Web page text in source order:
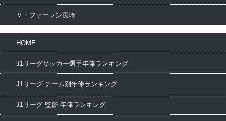
Ｖ・ファーレン長崎
HOME
J1リーグサッカー選手年俸ランキング
J1リーグ チーム別年俸ランキング
J1リーグ 監督 年俸ランキング